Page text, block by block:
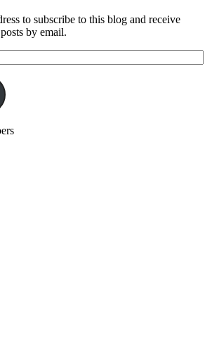
to subscribe to this blog and receive
by email.